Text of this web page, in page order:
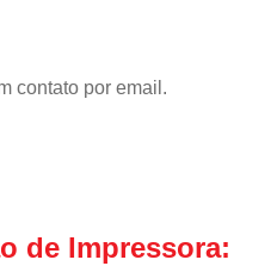
contato por email.
de Impressora: